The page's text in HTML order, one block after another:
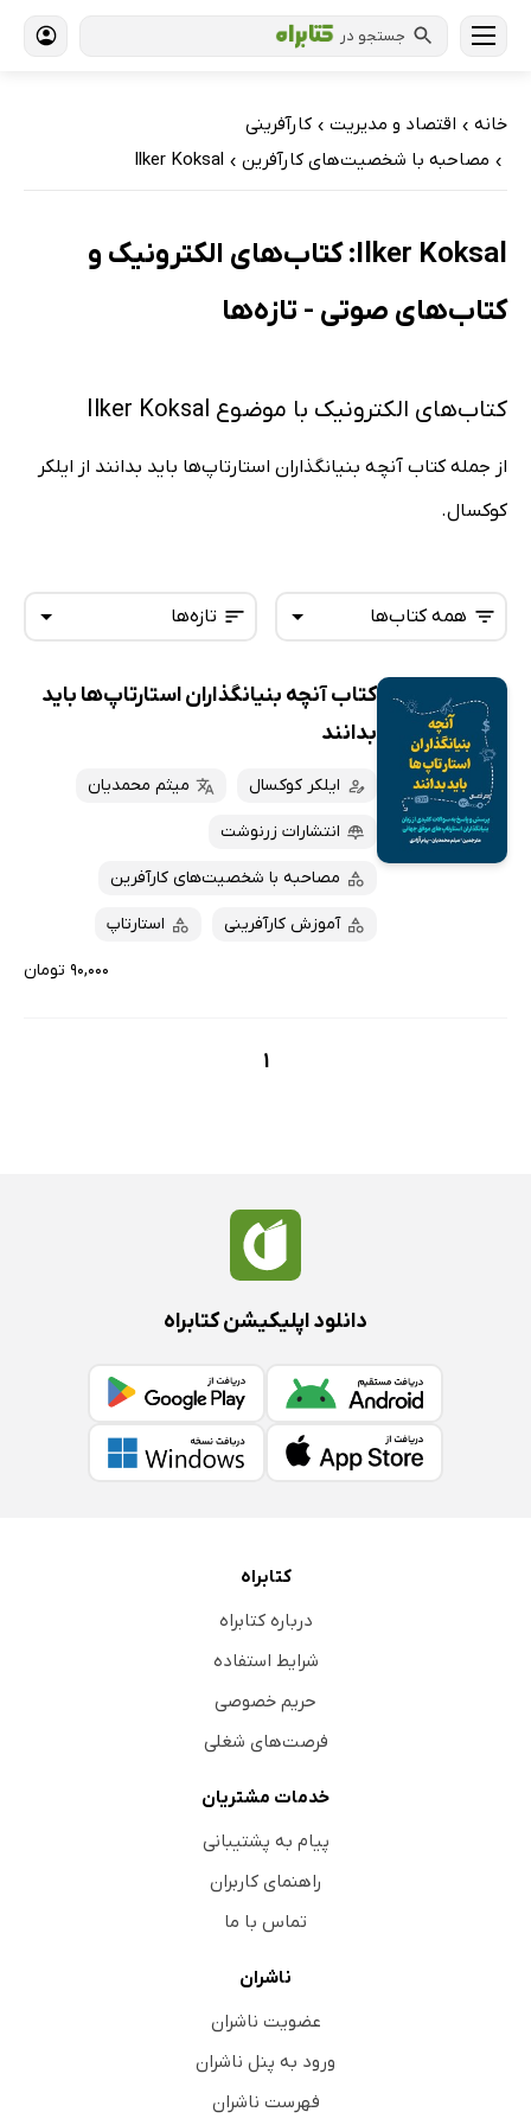
جستجو در
خانه › اقتصاد و مدیریت › کارآفرینی
› مصاحبه با شخصیت‌های کارآفرین ›
Ilker Koksal
Ilker Koksal: کتاب‌های الکترونیک و
کتاب‌های صوتی - تازه‌ها
کتاب‌های الکترونیک با موضوع Ilker Koksal
از جمله کتاب آنچه بنیانگذاران استارتاپ‌ها باید بدانند از ایلکر
کوکسال.
تازه‌ها
تازه‌ها
پرفروش‌ها
پربحث‌ها
ارزان ترین‌ها
همه کتاب‌ها
همه کتاب‌ها
کتاب‌های صوتی
کتاب‌های متنی
کتاب آنچه بنیانگذاران استارتاپ‌ها باید
بدانند
ایلکر کوکسال میثم محمدیان
انتشارات زرنوشت
مصاحبه با شخصیت‌های کارآفرین
آموزش کارآفرینی استارتاپ
۹۰,۰۰۰ تومان
1
دانلود اپلیکیشن کتابراه
کتابراه
درباره کتابراه
شرایط استفاده
حریم خصوصی
فرصت‌های شغلی
خدمات مشتریان
پیام به پشتیبانی
راهنمای کاربران
تماس با ما
ناشران
عضویت ناشران
ورود به پنل ناشران
فهرست ناشران